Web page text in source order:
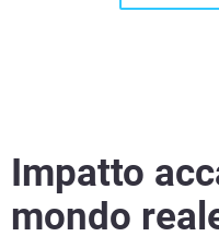
Per saperne di più
Impatto
mondo